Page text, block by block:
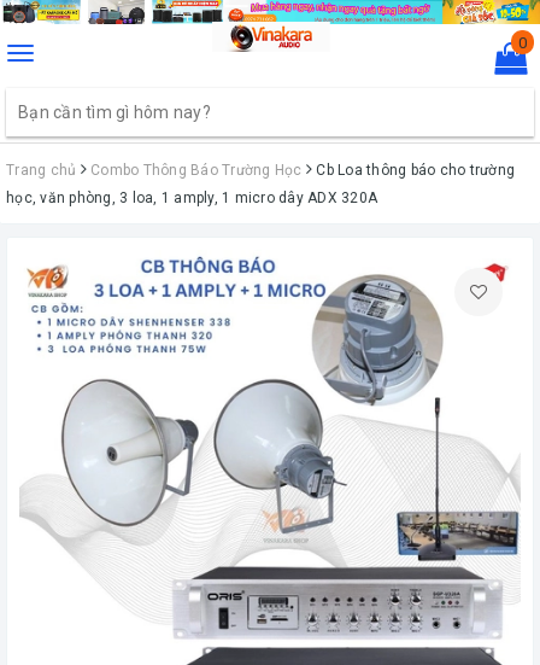
Toggle
0
Trang chủ Combo Thông Báo Trường Học
Cb Loa thông báo cho trường
học, văn phòng, 3 loa, 1 amply, 1 micro dây ADX 320A